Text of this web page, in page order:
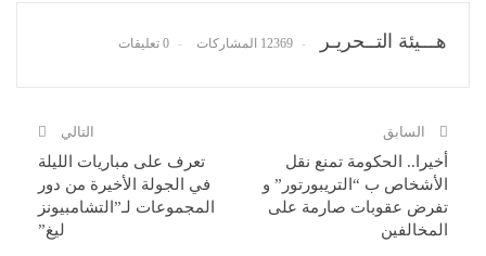
هـــيئة التــحريـر 12369 المشاركات 0 تعليقات
السابق
أخيرا.. الحكومة تمنع نقل
الأشخاص ب “التريبورتور” و
تفرض عقوبات صارمة على
المخالفين
التالي
تعرف على مباريات الليلة
في الجولة الأخيرة من دور
المجموعات لـ”التشامبيونز
ليغ”